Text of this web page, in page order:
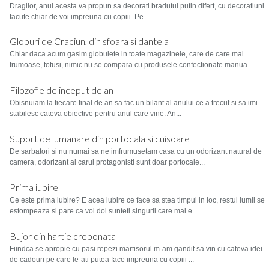
Dragilor, anul acesta va propun sa decorati bradutul putin difert, cu decoratiuni
facute chiar de voi impreuna cu copiii. Pe ...
Globuri de Craciun, din sfoara si dantela
Chiar daca acum gasim globulete in toate magazinele, care de care mai
frumoase, totusi, nimic nu se compara cu produsele confectionate manua...
Filozofie de inceput de an
Obisnuiam la fiecare final de an sa fac un bilant al anului ce a trecut si sa imi
stabilesc cateva obiective pentru anul care vine. An...
Suport de lumanare din portocala si cuisoare
De sarbatori si nu numai sa ne imfrumusetam casa cu un odorizant natural de
camera, odorizant al carui protagonisti sunt doar portocale...
Prima iubire
Ce este prima iubire? E acea iubire ce face sa stea timpul in loc, restul lumii se
estompeaza si pare ca voi doi sunteti singurii care mai e...
Bujor din hartie creponata
Fiindca se apropie cu pasi repezi martisorul m-am gandit sa vin cu cateva idei
de cadouri pe care le-ati putea face impreuna cu copiii ...